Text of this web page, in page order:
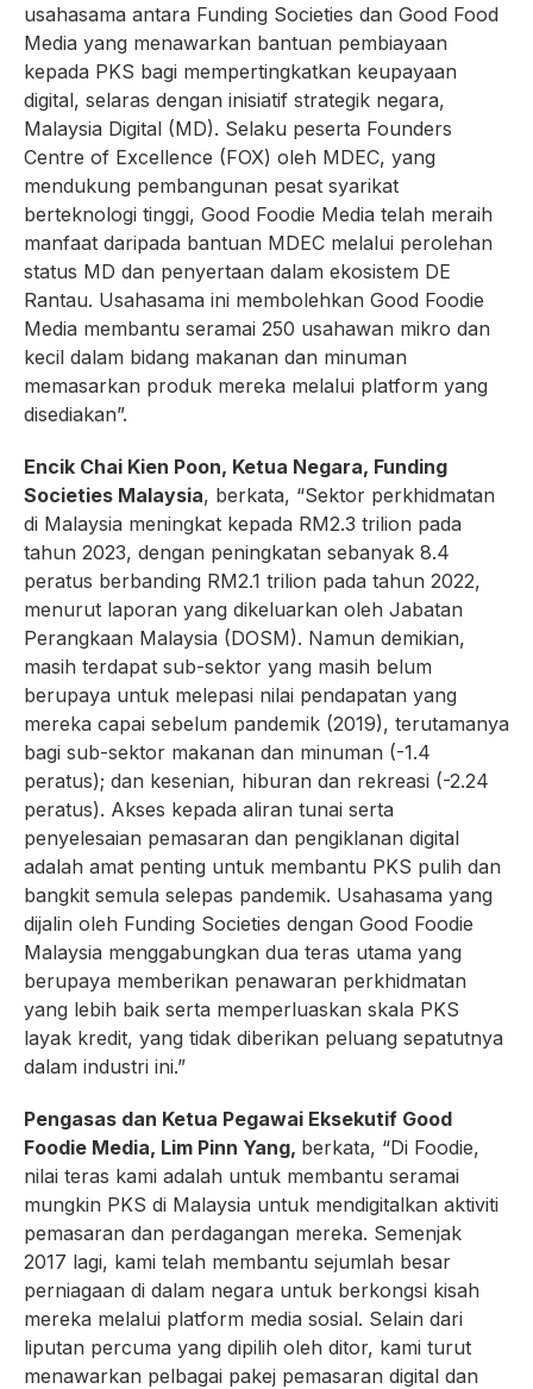
usahasama antara Funding Societies dan Good Food
Media yang menawarkan bantuan pembiayaan
kepada PKS bagi mempertingkatkan keupayaan
digital, selaras dengan inisiatif strategik negara,
Malaysia Digital (MD). Selaku peserta Founders
Centre of Excellence (FOX) oleh MDEC, yang
mendukung pembangunan pesat syarikat
berteknologi tinggi, Good Foodie Media telah meraih
manfaat daripada bantuan MDEC melalui perolehan
status MD dan penyertaan dalam ekosistem DE
Rantau. Usahasama ini membolehkan Good Foodie
Media membantu seramai 250 usahawan mikro dan
kecil dalam bidang makanan dan minuman
memasarkan produk mereka melalui platform yang
disediakan”.
Encik Chai Kien Poon, Ketua Negara, Funding
Societies Malaysia, berkata, “Sektor perkhidmatan
di Malaysia meningkat kepada RM2.3 trilion pada
tahun 2023, dengan peningkatan sebanyak 8.4
peratus berbanding RM2.1 trilion pada tahun 2022,
menurut laporan yang dikeluarkan oleh Jabatan
Perangkaan Malaysia (DOSM). Namun demikian,
masih terdapat sub-sektor yang masih belum
berupaya untuk melepasi nilai pendapatan yang
mereka capai sebelum pandemik (2019), terutamanya
bagi sub-sektor makanan dan minuman (-1.4
peratus); dan kesenian, hiburan dan rekreasi (-2.24
peratus). Akses kepada aliran tunai serta
penyelesaian pemasaran dan pengiklanan digital
adalah amat penting untuk membantu PKS pulih dan
bangkit semula selepas pandemik. Usahasama yang
dijalin oleh Funding Societies dengan Good Foodie
Malaysia menggabungkan dua teras utama yang
berupaya memberikan penawaran perkhidmatan
yang lebih baik serta memperluaskan skala PKS
layak kredit, yang tidak diberikan peluang sepatutnya
dalam industri ini.”
Pengasas dan Ketua Pegawai Eksekutif Good
Foodie Media, Lim Pinn Yang, berkata, “Di Foodie,
nilai teras kami adalah untuk membantu seramai
mungkin PKS di Malaysia untuk mendigitalkan aktiviti
pemasaran dan perdagangan mereka. Semenjak
2017 lagi, kami telah membantu sejumlah besar
perniagaan di dalam negara untuk berkongsi kisah
mereka melalui platform media sosial. Selain dari
liputan percuma yang dipilih oleh ditor, kami turut
menawarkan pelbagai pakej pemasaran digital dan